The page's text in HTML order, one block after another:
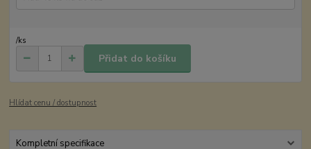
/ks
Přidat do košíku
Hlídat cenu / dostupnost
Kompletní specifikace